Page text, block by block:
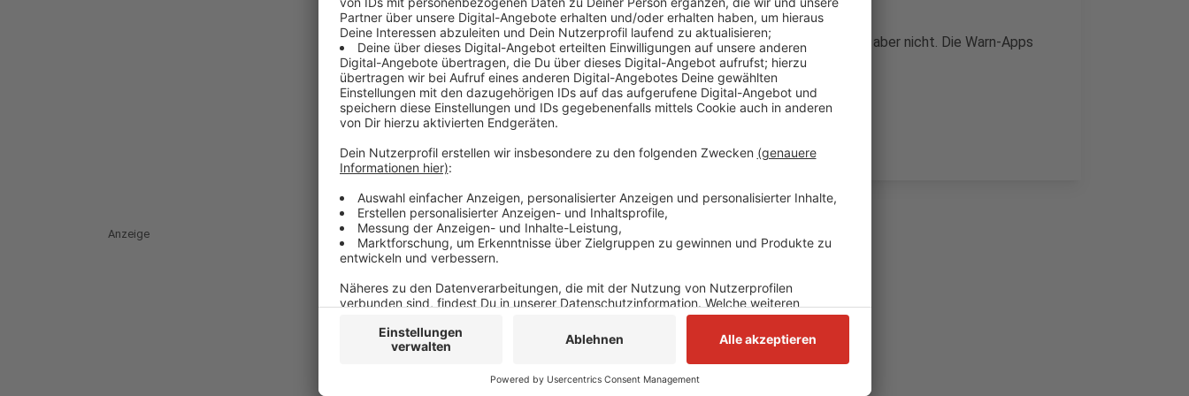
Der Bereich ist aktuell gesperrt. Eine Gesundheitsgefahr bestehe aber nicht. Die Warn-Apps
haben wegen einer Geruchsbelästigung ausgelöst.
Anzeige
Anzeige